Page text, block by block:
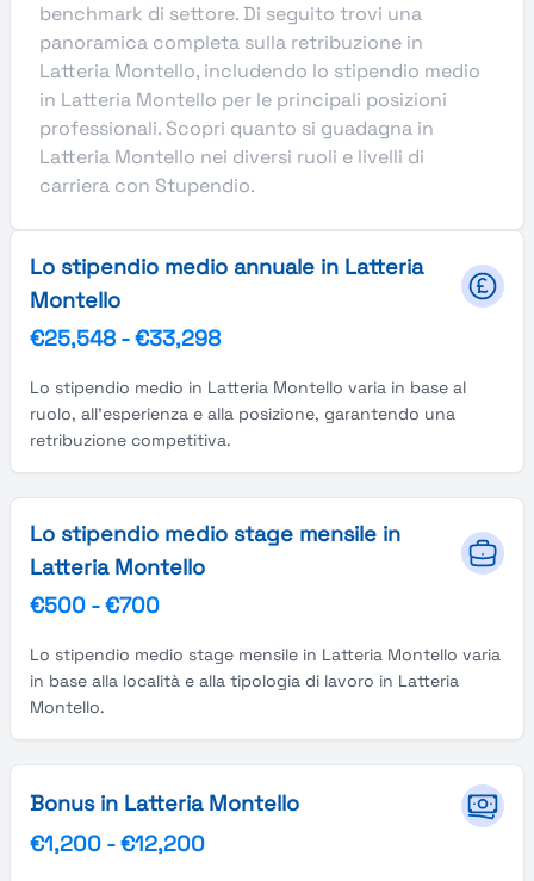
benchmark di settore. Di seguito trovi una
panoramica completa sulla retribuzione in
Latteria Montello, includendo lo stipendio medio
in Latteria Montello per le principali posizioni
professionali. Scopri quanto si guadagna in
Latteria Montello nei diversi ruoli e livelli di
carriera con Stupendio.
Lo stipendio medio annuale in Latteria
Montello
€25,548 -€33,298
Lo stipendio medio in Latteria Montello varia in base al
ruolo, all'esperienza e alla posizione, garantendo una
retribuzione competitiva.
Lo stipendio medio stage mensile in
Latteria Montello
€500 -€700
Lo stipendio medio stage mensile in Latteria Montello varia
in base alla località e alla tipologia di lavoro in Latteria
Montello.
Bonus in Latteria Montello
€1,200 -€12,200